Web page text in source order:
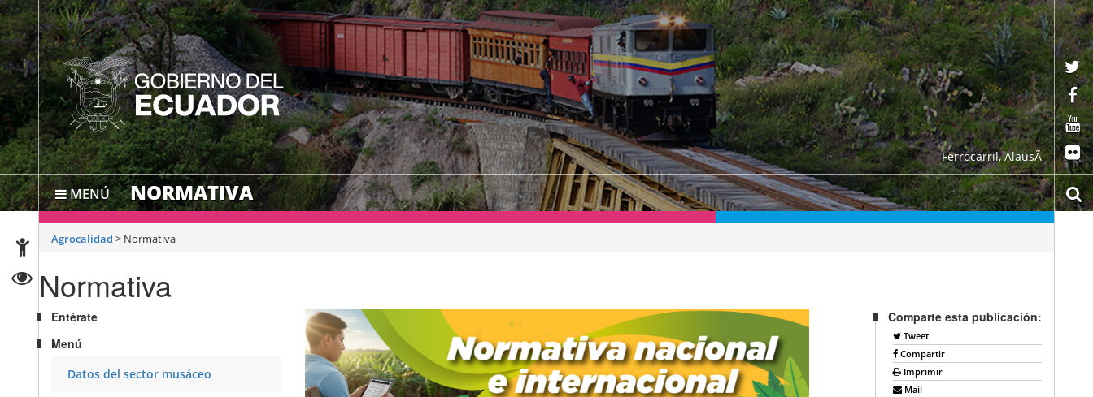
Ferrocarril, AlausÃ­
MENÚ NORMATIVA
Agrocalidad > Normativa
Normativa
Entérate
Menú
Datos del sector musáceo
Comparte esta publicación:
Tweet
Compartir
Imprimir
Mail